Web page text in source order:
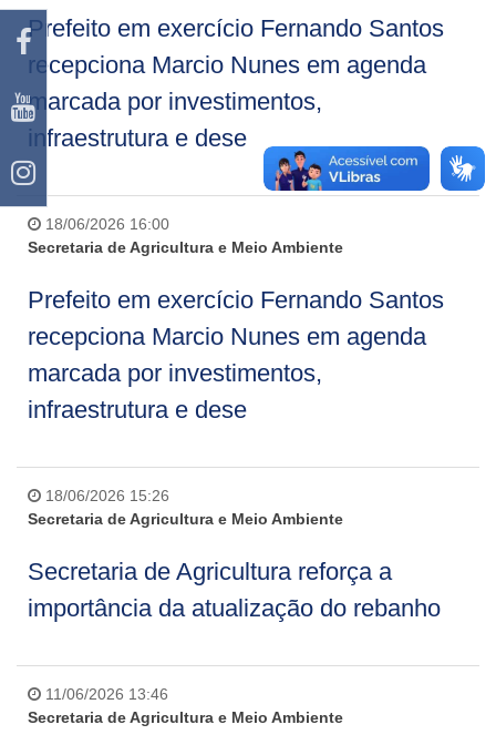
Prefeito em exercício Fernando Santos
recepciona Marcio Nunes em agenda
marcada por investimentos,
infraestrutura e dese
18/06/2026 16:00
Secretaria de Agricultura e Meio Ambiente
Prefeito em exercício Fernando Santos
recepciona Marcio Nunes em agenda
marcada por investimentos,
infraestrutura e dese
18/06/2026 15:26
Secretaria de Agricultura e Meio Ambiente
Secretaria de Agricultura reforça a
importância da atualização do rebanho
11/06/2026 13:46
Secretaria de Agricultura e Meio Ambiente